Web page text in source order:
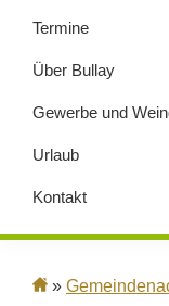
Termine
Über Bullay
Gewerbe und
Urlaub
Kontakt
»